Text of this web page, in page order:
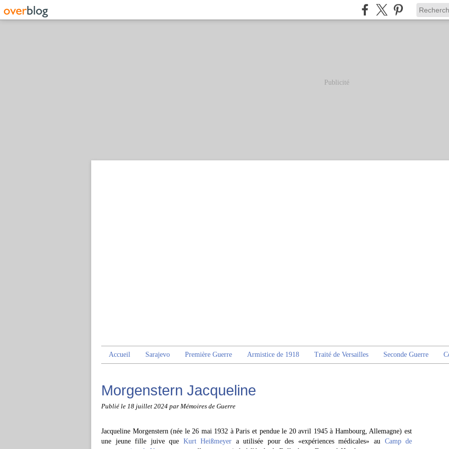
Publicité
Accueil Sarajevo Première Guerre Armistice de 1918 Traité de Versailles Seconde Guerre
Morgenstern Jacqueline
Publié le 18 juillet 2024 par Mémoires de Guerre
Jacqueline Morgenstern (née le 26 mai 1932 à Paris et pendue le 20 avril 1945 à Hambourg, Allemagne) est
une jeune fille juive que Kurt Heißmeyer a utilisée pour des «expériences médicales» au Camp de